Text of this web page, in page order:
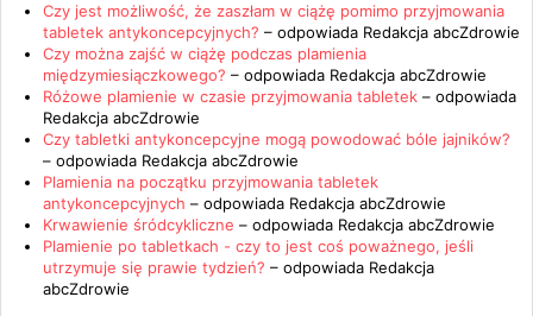
Czy jest możliwość, że zaszłam w ciążę pomimo przyjmowania
tabletek antykoncepcyjnych? – odpowiada Redakcja abcZdrowie
Czy można zajść w ciążę podczas plamienia
międzymiesiączkowego? – odpowiada Redakcja abcZdrowie
Różowe plamienie w czasie przyjmowania tabletek – odpowiada
Redakcja abcZdrowie
Czy tabletki antykoncepcyjne mogą powodować bóle jajników?
– odpowiada Redakcja abcZdrowie
Plamienia na początku przyjmowania tabletek
antykoncepcyjnych – odpowiada Redakcja abcZdrowie
Krwawienie śródcykliczne – odpowiada Redakcja abcZdrowie
Plamienie po tabletkach - czy to jest coś poważnego, jeśli
utrzymuje się prawie tydzień? – odpowiada Redakcja
abcZdrowie